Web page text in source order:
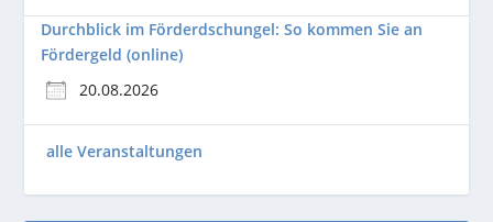
Durchblick im Förderdschungel: So kommen Sie an
Fördergeld (online)
20.08.2026
alle Veranstaltungen